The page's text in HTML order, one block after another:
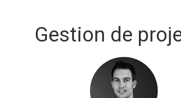
Gestion de